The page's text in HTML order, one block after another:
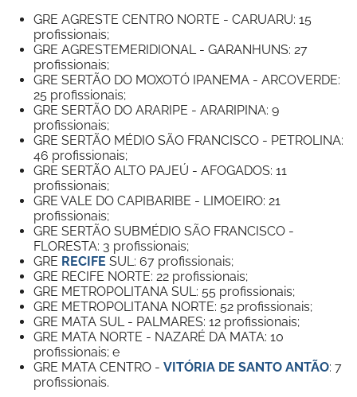
GRE AGRESTE CENTRO NORTE - CARUARU: 15
profissionais;
GRE AGRESTEMERIDIONAL - GARANHUNS: 27
profissionais;
GRE SERTÃO DO MOXOTÓ IPANEMA - ARCOVERDE:
25 profissionais;
GRE SERTÃO DO ARARIPE - ARARIPINA: 9
profissionais;
GRE SERTÃO MÉDIO SÃO FRANCISCO - PETROLINA:
46 profissionais;
GRE SERTÃO ALTO PAJEÚ - AFOGADOS: 11
profissionais;
GRE VALE DO CAPIBARIBE - LIMOEIRO: 21
profissionais;
GRE SERTÃO SUBMÉDIO SÃO FRANCISCO -
FLORESTA: 3 profissionais;
GRE RECIFE SUL: 67 profissionais;
GRE RECIFE NORTE: 22 profissionais;
GRE METROPOLITANA SUL: 55 profissionais;
GRE METROPOLITANA NORTE: 52 profissionais;
GRE MATA SUL - PALMARES: 12 profissionais;
GRE MATA NORTE - NAZARÉ DA MATA: 10
profissionais; e
GRE MATA CENTRO - VITÓRIA DE SANTO ANTÃO: 7
profissionais.